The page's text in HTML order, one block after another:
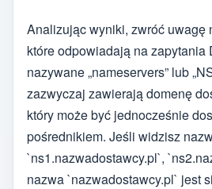
Analizując wyniki, zwróć uwagę
które odpowiadają na zapytania
nazywane „nameservers” lub
zazwyczaj zawierają domenę
który może być jednocześnie
pośrednikiem. Jeśli widzisz
`ns1.nazwadostawcy.pl`,
nazwa `nazwadostawcy.pl` jest